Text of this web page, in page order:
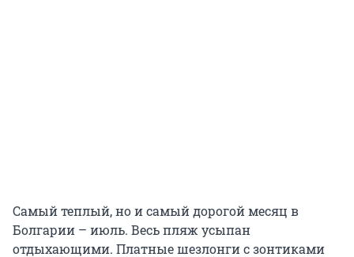
Самый теплый, но и самый дорогой месяц в
Болгарии – июль. Весь пляж усыпан
отдыхающими. Платные шезлонги с зонтиками